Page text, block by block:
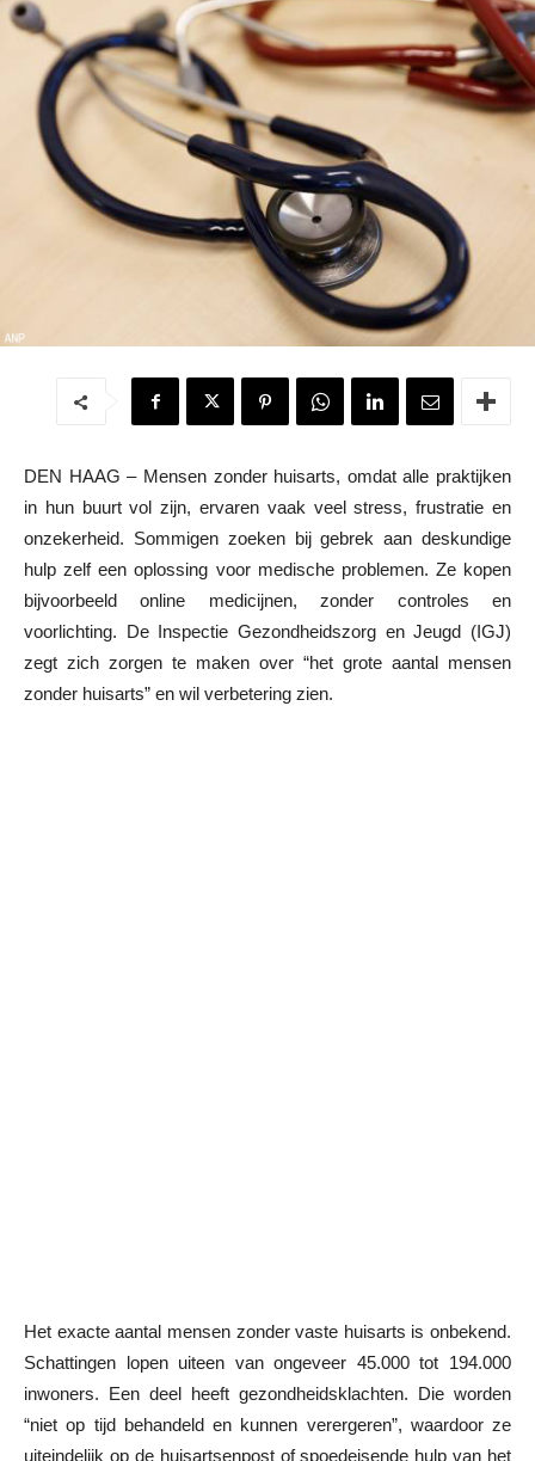
DEN HAAG – Mensen zonder huisarts, omdat alle praktijken
in hun buurt vol zijn, ervaren vaak veel stress, frustratie en
onzekerheid. Sommigen zoeken bij gebrek aan deskundige
hulp zelf een oplossing voor medische problemen. Ze kopen
bijvoorbeeld online medicijnen, zonder controles en
voorlichting. De Inspectie Gezondheidszorg en Jeugd (IGJ)
zegt zich zorgen te maken over “het grote aantal mensen
zonder huisarts” en wil verbetering zien.
Het exacte aantal mensen zonder vaste huisarts is onbekend.
Schattingen lopen uiteen van ongeveer 45.000 tot 194.000
inwoners. Een deel heeft gezondheidsklachten. Die worden
“niet op tijd behandeld en kunnen verergeren”, waardoor ze
uiteindelijk op de huisartsenpost of spoedeisende hulp van het